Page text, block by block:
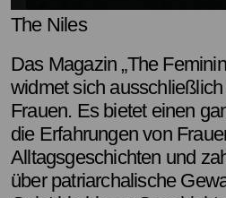
The Niles
Das Magazin „The
widmet sich
Frauen. Es bietet einen
die Erfahrungen von
Alltagsgeschichten und
über patriarchalische